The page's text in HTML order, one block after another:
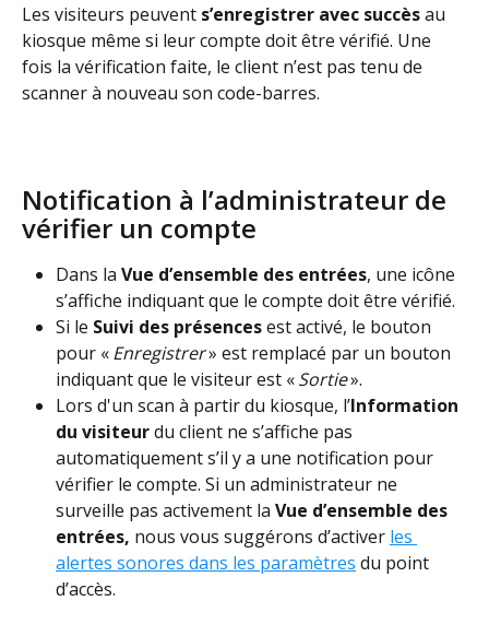
Les visiteurs peuvent s’enregistrer avec succès au
kiosque même si leur compte doit être vérifié. Une
fois la vérification faite, le client n’est pas tenu de
scanner à nouveau son code-barres.
Notification à l’administrateur de
vérifier un compte
Dans la Vue d’ensemble des entrées, une icône
s’affiche indiquant que le compte doit être vérifié.
Si le Suivi des présences est activé, le bouton
pour « Enregistrer » est remplacé par un bouton
indiquant que le visiteur est « Sortie ».
Lors d'un scan à partir du kiosque, l’Information
du visiteur du client ne s’affiche pas
automatiquement s’il y a une notification pour
vérifier le compte. Si un administrateur ne
surveille pas activement la Vue d’ensemble des
entrées, nous vous suggérons d’activer les
alertes sonores dans les paramètres du point
d’accès.